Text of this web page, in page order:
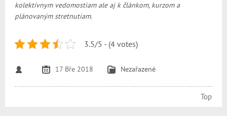
kolektívnym vedomostiam ale aj k článkom, kurzom a
plánovaným stretnutiam.
3.5/5 - (4 votes)
17 Bře 2018 Nezařazené
Top